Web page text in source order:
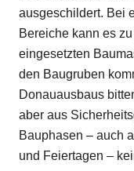
ausgeschildert. Bei
Bereiche kann es
eingesetzten
den Baugruben
Donauausbaus
aber aus
Bauphasen – auch
und Feiertagen –